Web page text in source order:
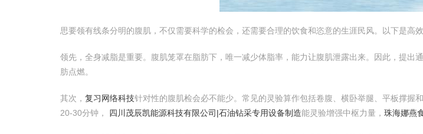
思要领有线条分明的腹肌，不仅需要科学的检会，还需要合理的饮食和恣意的生涯民风。以下是高
领先，全身减脂是重要。腹肌笼罩在脂肪下，唯一减少体脂率，能力让腹肌泄露出来。因此，提
肪点燃。
其次， 复习网络科技针对性的腹肌检会必不能少。常见的灵验算作包括卷腹、横卧举腿、平板撑握
20-30分钟， 四川茂辰凯能源科技有限公司|石油钻采专用设备制造能灵验增强中枢力量， 珠海娜燕